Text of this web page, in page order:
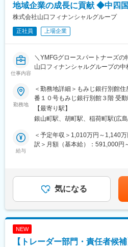
（4）事業立上げフェーズにおけ
にも関与していただきます。
＜M&A＞
・支援プロセスにおいては、当
を活用しながら、“実行支援型”の
・例えば、M&Aを支援する場合
なく、M&A後のPMIや成長戦略な
るよう「成功」まで導きます。
の豊富なプロ人材の力を活用しな
＜プロシェアリング＞
・M&A案件の発掘・支援の中で
営戦略策定、新規事業立案、人
えるあらゆる経営課題に対する
変更の範囲：会社の定める業務
地域企業の成長に貢献 ◆中四
株式会社山口フィナンシャルグループ
正社員 上場企業
仕事内容
＼YMFGグロースパートナーズの
山口フィナンシャルグループの
じ舟に乗り、事業リスクを共有
します。
■（1） 募集背景
YMFGグロースパートナーズでは
を活用した地域企業の成長支援
略テーマと位置づけています。特
今後は案件数の増加に加え、よ
見据え、ディール全体を統括し
できる人材の確保が不可欠とな
統括し、顧客企業の企業価値向上
勤務地
＜勤務地詳細＞もみじ銀行別館
番１０号もみじ銀行別館３階 受
り変更の範囲：会社の定める事業所
【最寄り駅】
銀山町駅、胡町駅、稲荷町駅(広
給与
＜予定年収＞1,010万円～1,140
訳＞月額（基本給）：591,000円
支給賃金はあくまでも目安の金
可能性があります。月給(月額)は
気になる
NEW
【トレーダー部門・責任者候